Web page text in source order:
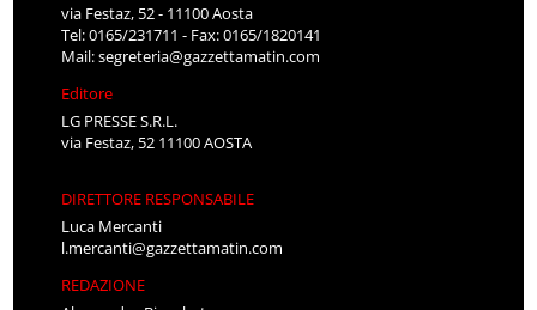
via Festaz, 52 - 11100 Aosta
Tel: 0165/231711 - Fax: 0165/1820141
Mail:segreteria@gazzettamatin.com
Editore
LG PRESSE S.R.L.
via Festaz, 52 11100 AOSTA
DIRETTORE RESPONSABILE
Luca Mercanti
l.mercanti@gazzettamatin.com
REDAZIONE